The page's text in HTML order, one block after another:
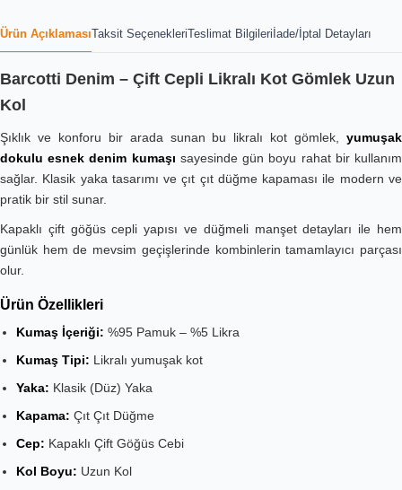
Ürün AçıklamasıTaksit SeçenekleriTeslimat Bilgileri İade/İptal Detayları
Barcotti Denim – Çift Cepli Likralı Kot Gömlek Uzun
Kol
Şıklık ve konforu bir arada sunan bu likralı kot gömlek, yumuşak
dokulu esnek denim kumaşı sayesinde gün boyu rahat bir kullanım
sağlar. Klasik yaka tasarımı ve çıt çıt düğme kapaması ile modern ve
pratik bir stil sunar.
Kapaklı çift göğüs cepli yapısı ve düğmeli manşet detayları ile hem
günlük hem de mevsim geçişlerinde kombinlerin tamamlayıcı parçası
olur.
Ürün Özellikleri
Kumaş İçeriği: %95 Pamuk – %5 Likra
Kumaş Tipi: Likralı yumuşak kot
Yaka: Klasik (Düz) Yaka
Kapama: Çıt Çıt Düğme
Cep: Kapaklı Çift Göğüs Cebi
Kol Boyu: Uzun Kol